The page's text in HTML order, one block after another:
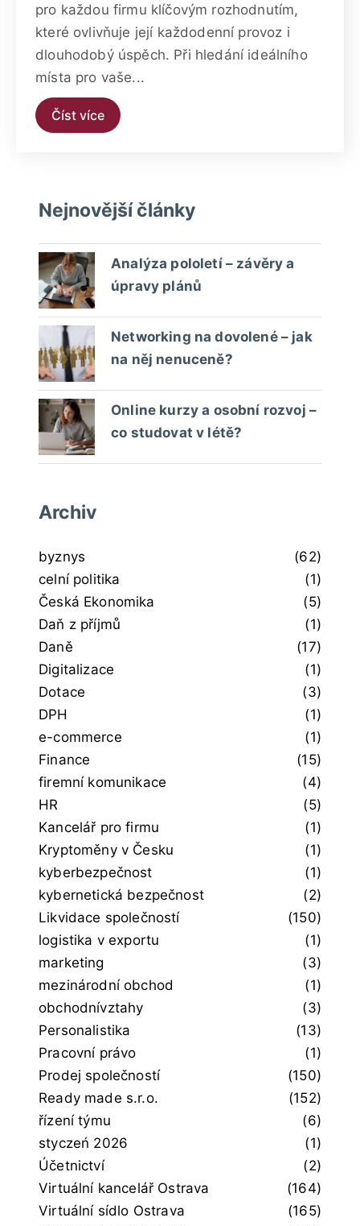
pro každou firmu klíčovým rozhodnutím,
které ovlivňuje její každodenní provoz i
dlouhodobý úspěch. Při hledání ideálního
místa pro vaše...
Číst více
Nejnovější články
Analýza pololetí – závěry a
úpravy plánů
Networking na dovolené – jak
na něj nenuceně?
Online kurzy a osobní rozvoj –
co studovat v létě?
Archiv
byznys
(62)
celní politika
(1)
Česká Ekonomika
(5)
Daň z příjmů
(1)
Daně
(17)
Digitalizace
(1)
Dotace
(3)
DPH
(1)
e-commerce
(1)
Finance
(15)
firemní komunikace
(4)
HR
(5)
Kancelář pro firmu
(1)
Kryptoměny v Česku
(1)
kyberbezpečnost
(1)
kybernetická bezpečnost
(2)
Likvidace společností
(150)
logistika v exportu
(1)
marketing
(3)
mezinárodní obchod
(1)
obchodnívztahy
(3)
Personalistika
(13)
Pracovní právo
(1)
Prodej společností
(150)
Ready made s.r.o.
(152)
řízení týmu
(6)
styczeń 2026
(1)
Účetnictví
(2)
Virtuální kancelář Ostrava
(164)
Virtuální sídlo Ostrava
(165)